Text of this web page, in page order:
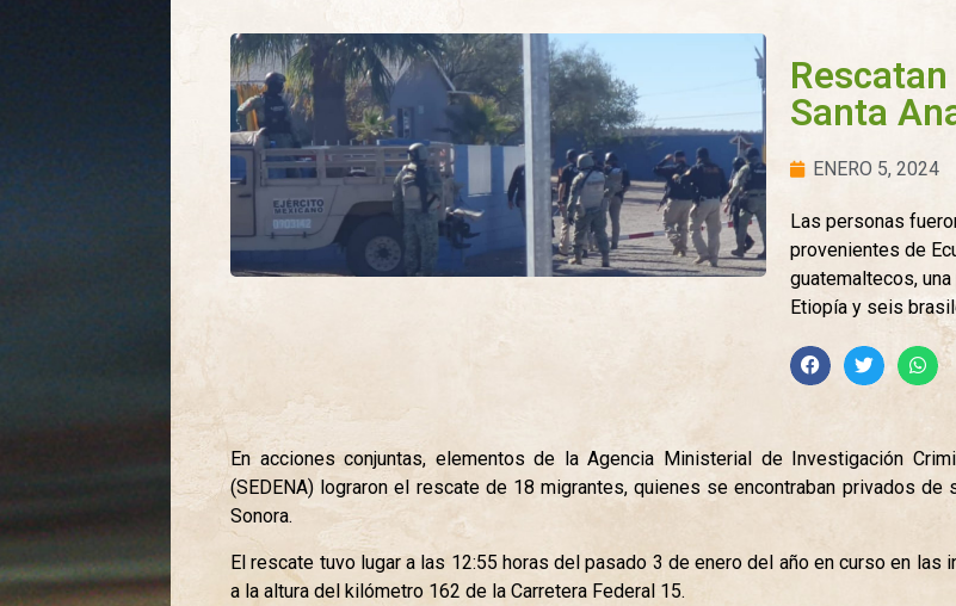
Santa
ENERO 5, 2024
Las personas
provenientes de
guatemaltecos,
Etiopía y seis
En acciones conjuntas, elementos de la Agencia Ministerial de Investigación
(SEDENA) lograron el rescate de 18 migrantes, quienes se encontraban privados
Sonora.
El rescate tuvo lugar a las 12:55 horas del pasado 3 de enero del año en curso en
a la altura del kilómetro 162 de la Carretera Federal 15.